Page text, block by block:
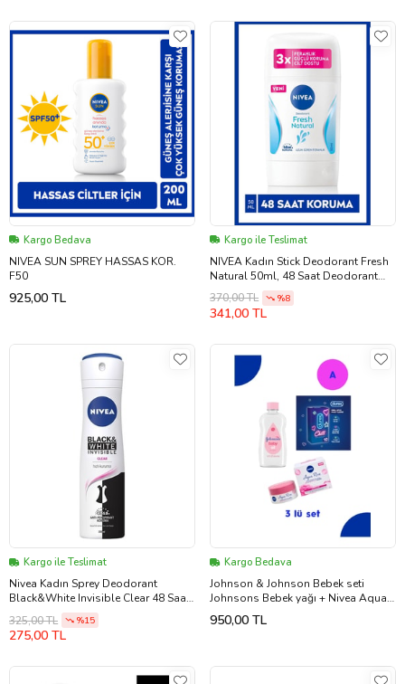
Kargo Bedava
NIVEA SUN SPREY HASSAS KOR.
F50
925,00 TL
Kargo ile Teslimat
NIVEA Kadın Stick Deodorant Fresh
Natural 50ml, 48 Saat Deodorant
Koruması, Ter Kokusu Karşıtı
370,00 TL %8
341,00 TL
Kargo ile Teslimat
Nivea Kadın Sprey Deodorant
Black&White Invisible Clear 48 Saat
Anti-perspirant Koruma 150ml
325,00 TL %15
275,00 TL
Kargo Bedava
Johnson & Johnson Bebek seti
Johnsons Bebek yağı + Nivea Aqua
Rose Nemlendirici krem
950,00 TL